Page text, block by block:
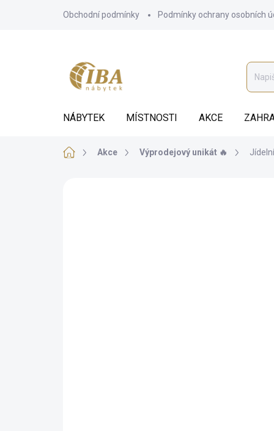
Obchodní podmínky Podmínky ochrany osobních
NÁBYTEK MÍSTNOSTI AKCE
DomůAkce Výprodejový unikát 🔥